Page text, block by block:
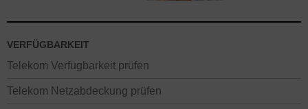
VERFÜGBARKEIT
Telekom Verfügbarkeit prüfen
Telekom Netzabdeckung prüfen